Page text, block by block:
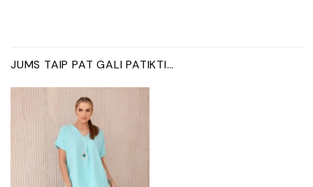
JUMS TAIP PAT GALI PATIKTI…